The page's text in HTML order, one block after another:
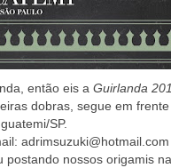
então eis a Guirlanda
dobras, segue em
SP.
nossos origamis